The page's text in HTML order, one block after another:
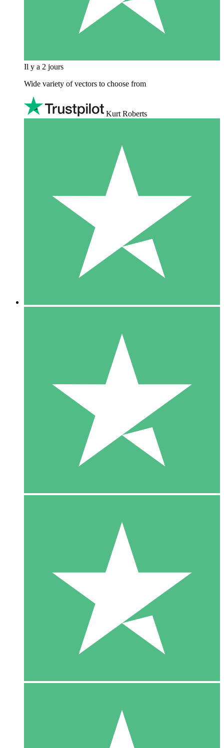
Il y a 2 jours
Wide variety of vectors to choose from
Kurt Roberts